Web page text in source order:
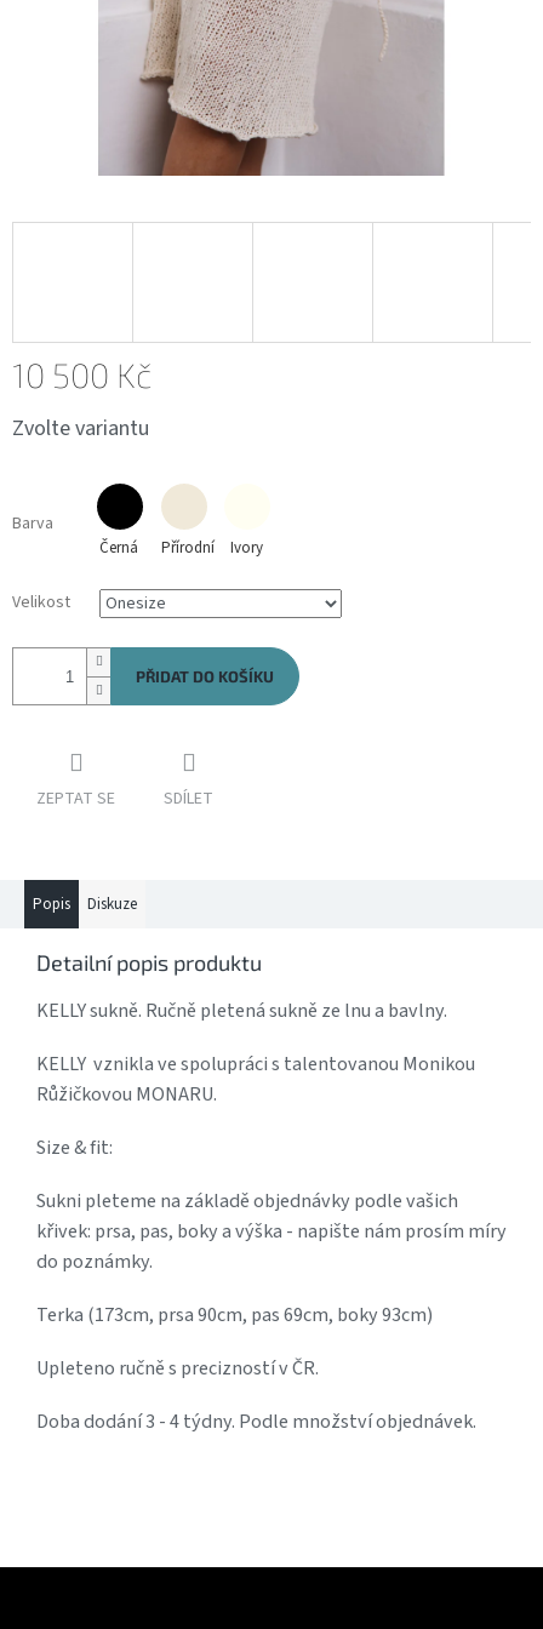
10 500 Kč
cena:
Zvolte variantu
Barva
Černá Přírodní Ivory
Velikost
PŘIDAT DO KOŠÍKU
ZEPTAT SE SDÍLET
Popis Diskuze
Detailní popis produktu
KELLY sukně. Ručně pletená sukně ze lnu a bavlny.
KELLY vznikla ve spolupráci s talentovanou Monikou
Růžičkovou MONARU.
Size & fit:
Sukni pleteme na základě objednávky podle vašich
křivek: prsa, pas, boky a výška - napište nám prosím míry
do poznámky.
Terka (173cm, prsa 90cm, pas 69cm, boky 93cm)
Upleteno ručně s precizností v ČR.
Doba dodání 3 - 4 týdny. Podle množství objednávek.